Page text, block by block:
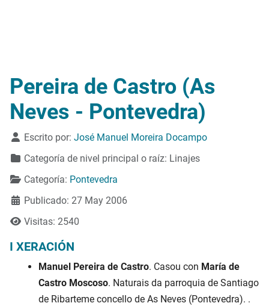
Pereira de Castro (As
Neves - Pontevedra)
Detalles
Escrito por: José Manuel Moreira Docampo
Categoría de nivel principal o raíz: Linajes
Categoría: Pontevedra
Publicado: 27 May 2006
Visitas: 2540
I XERACIÓN
Manuel Pereira de Castro. Casou con María de
Castro Moscoso. Naturais da parroquia de Santiago
de Ribarteme concello de As Neves (Pontevedra). .